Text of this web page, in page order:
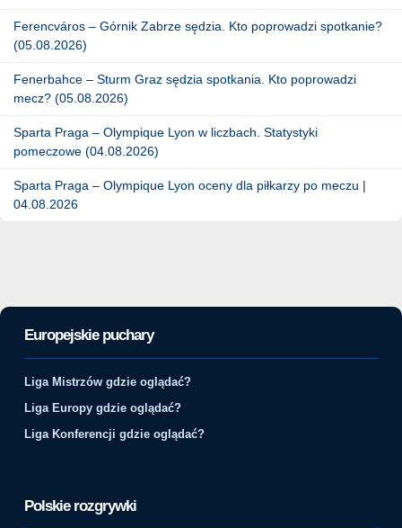
Ferencváros – Górnik Zabrze sędzia. Kto poprowadzi spotkanie?
(05.08.2026)
Fenerbahce – Sturm Graz sędzia spotkania. Kto poprowadzi
mecz? (05.08.2026)
Sparta Praga – Olympique Lyon w liczbach. Statystyki
pomeczowe (04.08.2026)
Sparta Praga – Olympique Lyon oceny dla piłkarzy po meczu |
04.08.2026
Europejskie puchary
Liga Mistrzów gdzie oglądać?
Liga Europy gdzie oglądać?
Liga Konferencji gdzie oglądać?
Polskie rozgrywki